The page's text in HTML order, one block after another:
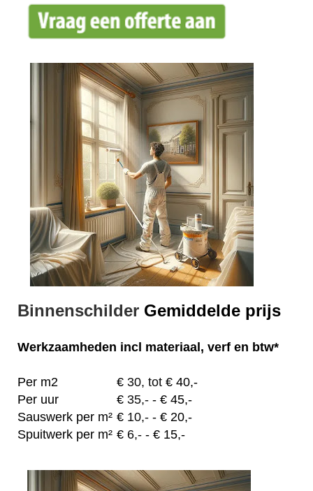
Binnenschilder Gemiddelde prijs
Werkzaamheden incl materiaal, verf en btw*
Per m2 € 30, tot € 40,-
Per uur
€ 35,- - € 45,-
Sauswerk per m² € 10,- - € 20,-
Spuitwerk per m² € 6,- - € 15,-